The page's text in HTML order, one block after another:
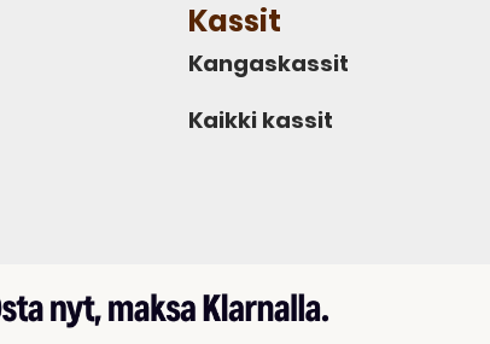
Kassit
Kangaskassit
Kaikki kassit